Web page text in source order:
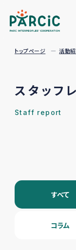
トップページ 活動
スタッフ
Staff report
すべて
コラム